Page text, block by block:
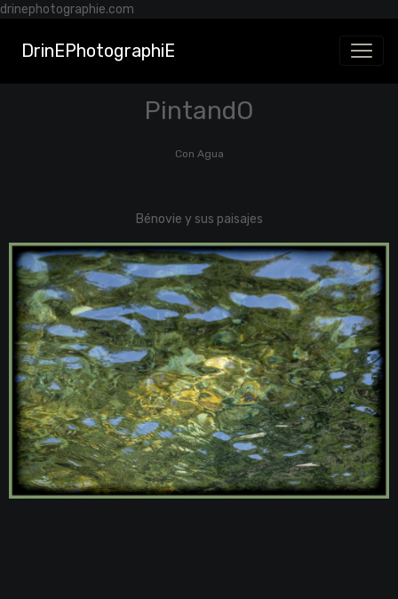
drinephotographie.com
DrinEPhotographiE
PintandO
Con Agua
Bénovie y sus paisajes